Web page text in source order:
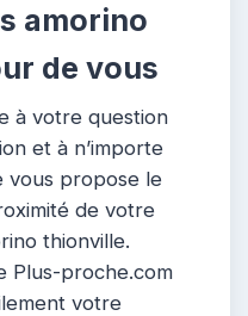
amorino
de vous
à votre question
et à n’importe
vous propose le
de votre
thionville.
Plus-proche.com
votre